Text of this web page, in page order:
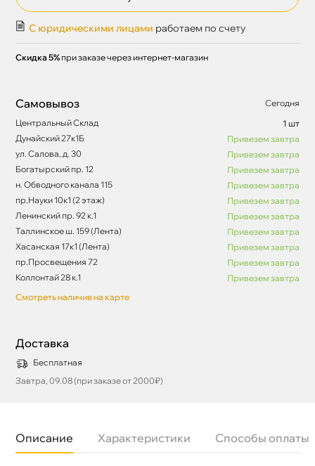
С юридическими лицами работаем по счету
Скидка 5% при заказе через интернет-магазин
Самовывоз
Сегодня
Центральный Склад
1 шт
Дунайский 27к1Б
Привезем завтра
ул. Салова, д. 30
Привезем завтра
Богатырский пр. 12
Привезем завтра
н. Обводного канала 115
Привезем завтра
пр.Науки 10к1 (2 этаж)
Привезем завтра
Ленинский пр. 92 к.1
Привезем завтра
Таллинское ш. 159 (Лента)
Привезем завтра
Хасанская 17к1 (Лента)
Привезем завтра
пр.Просвещения 72
Привезем завтра
Коллонтай 28 к.1
Привезем завтра
Смотреть наличие на карте
Доставка
Бесплатная
Завтра, 09.08 (при заказе от 2000₽)
Описание Характеристики Способы оплаты